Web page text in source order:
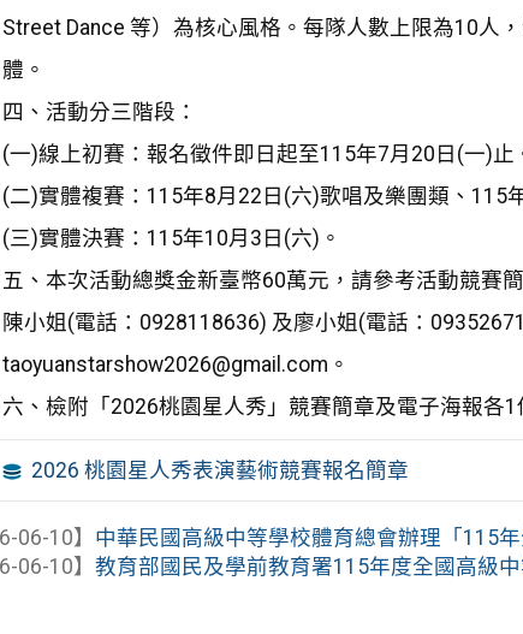
Street Dance 等）為核心風格。每隊人數上限為10人
體。
四、活動分三階段：
(一)線上初賽：報名徵件即日起至115年7月20日(一)止
(二)實體複賽：115年8月22日(六)歌唱及樂團類、115
(三)實體決賽：115年10月3日(六)。
五、本次活動總獎金新臺幣60萬元，請參考活動競賽
陳小姐(電話：0928118636) 及廖小姐(電話：
taoyuanstarshow2026@gmail.com。
六、檢附「2026桃園星人秀」競賽簡章及電子海報各1
2026 桃園星人秀表演藝術競賽報名簡章
06-10】 中華民國高級中等學校體育總會辦理「115
06-10】教育部國民及學前教育署115年度全國高級